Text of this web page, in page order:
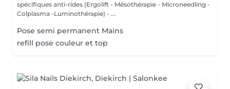
spécifiques anti-rides (Ergolift - Mésothérapie - Microneedling -
Colplasma -Luminothérapie) - ...
Pose semi permanent Mains
refill pose couleur et top